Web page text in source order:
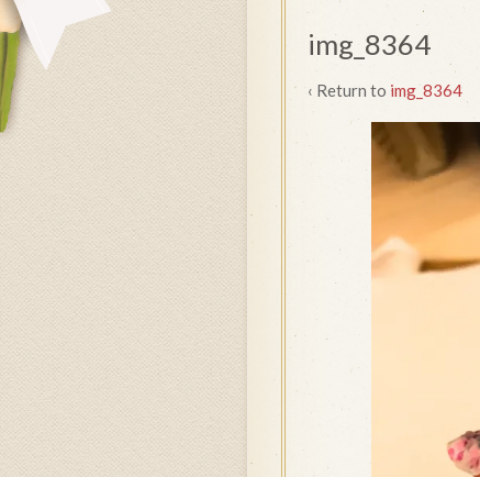
img_8364
‹ Return to img_8364